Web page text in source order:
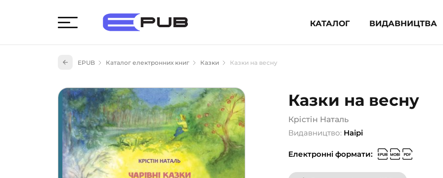
КАТАЛОГ ВИДАВНИЦТВА
Художня література (1854)
Книги для підлітків (240)
Науково-популярна література (1015)
Навчальна література та посібники
(527)
Енциклопедії, довідники, словники
(55)
Подарункові сертифікати (1)
EPUB Каталог електронних книг Казки Казки на весну
Казки на весну
Крістін Наталь
Видавництво: Наірі
Електронні формати: